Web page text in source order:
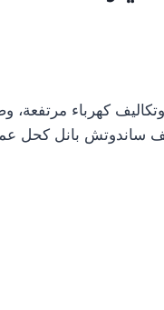
كهرباء مرتفعة،
ساندوتش بانل كحل